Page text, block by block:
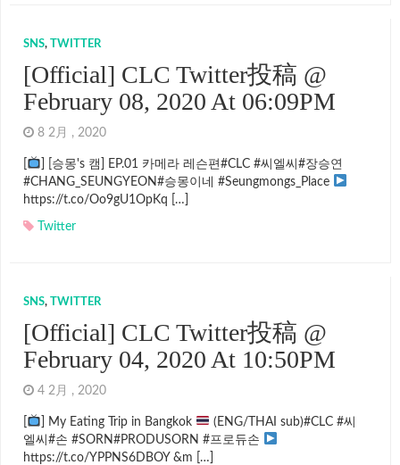
SNS, TWITTER
[Official] CLC Twitter投稿 @
February 08, 2020 At 06:09PM
8 2月 , 2020
] [승몽's 캠] EP.01 카메라 레슨편#CLC #씨엘씨#장승연
#CHANG_SEUNGYEON#승몽이네 #Seungmongs_Place
https://t.co/Oo9gU1OpKq […]
Twitter
SNS, TWITTER
[Official] CLC Twitter投稿 @
February 04, 2020 At 10:50PM
4 2月 , 2020
] My Eating Trip in Bangkok
(ENG/THAI sub)#CLC #씨
엘씨#손 #SORN#PRODUSORN #프로듀손
https://t.co/YPPNS6DBOY &m […]